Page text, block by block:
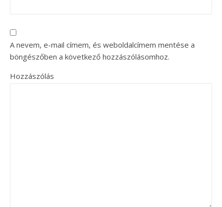
A nevem, e-mail címem, és weboldalcímem mentése a
böngészőben a következő hozzászólásomhoz.
Hozzászólás